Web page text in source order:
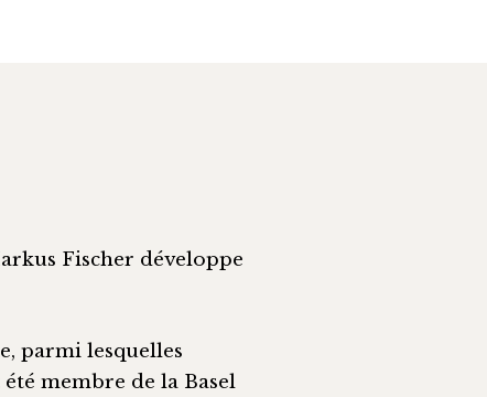
Fischer développe
parmi lesquelles
membre de la Basel